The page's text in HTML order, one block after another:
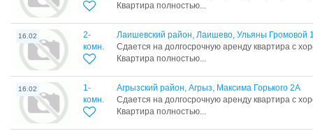
Квартира полностью...
16.02
2-
комн.
Лаишевский район, Лаишево, Ульяны Громовой
Сдается на долгосрочную аренду квартира с
Квартира полностью...
16.02
1-
комн.
Агрызский район, Агрыз, Максима Горького 2А
Сдается на долгосрочную аренду квартира с
Квартира полностью...